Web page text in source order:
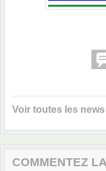
Voir toutes les news
COMMENTEZ